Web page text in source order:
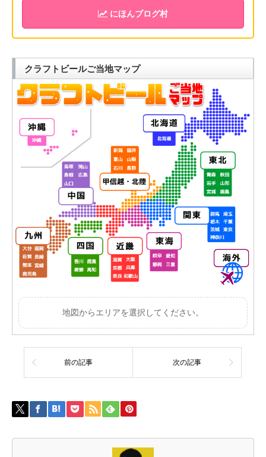
にほんブログ村
クラフトビールご当地マップ
地図からエリアを選択してください。
前の記事 次の記事